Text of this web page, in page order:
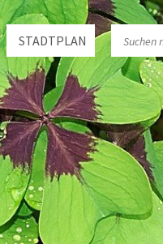
STADTPLAN